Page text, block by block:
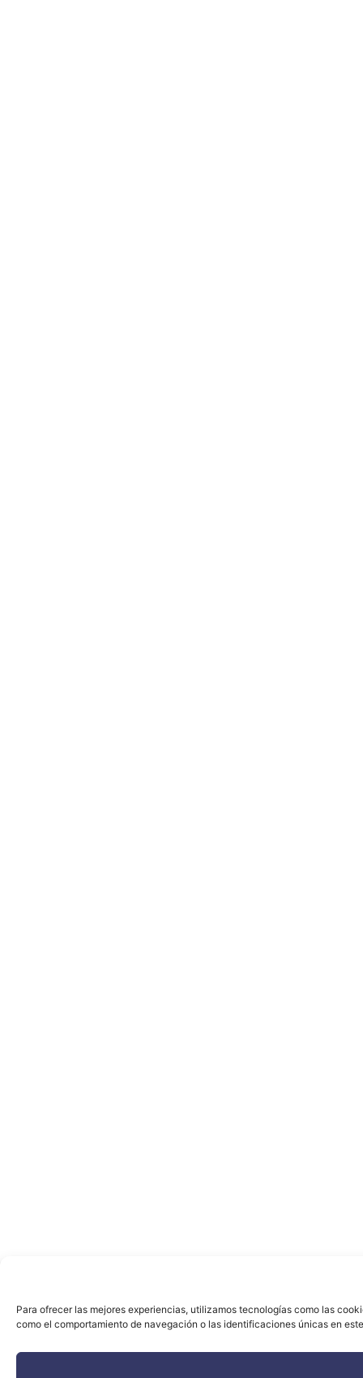
Para ofrecer las mejores experiencias, utilizamos tecnologías como las
como el comportamiento de navegación o las identificaciones únicas en